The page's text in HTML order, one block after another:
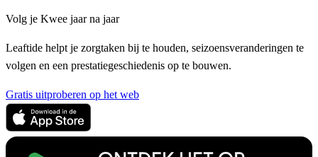
Volg je Kwee jaar na jaar
Leaftide helpt je zorgtaken bij te houden, seizoensveranderingen te
volgen en een prestatiegeschiedenis op te bouwen.
Gratis uitproberen op het web